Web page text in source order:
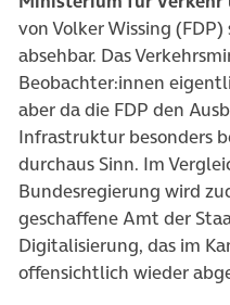
von Volker Wissing
absehbar. Das
Beobachter:innen
aber da die FDP den
Infrastruktur besonders
durchaus Sinn. Im
Bundesregierung wird
geschaffene Amt der
Digitalisierung, das im
offensichtlich wieder